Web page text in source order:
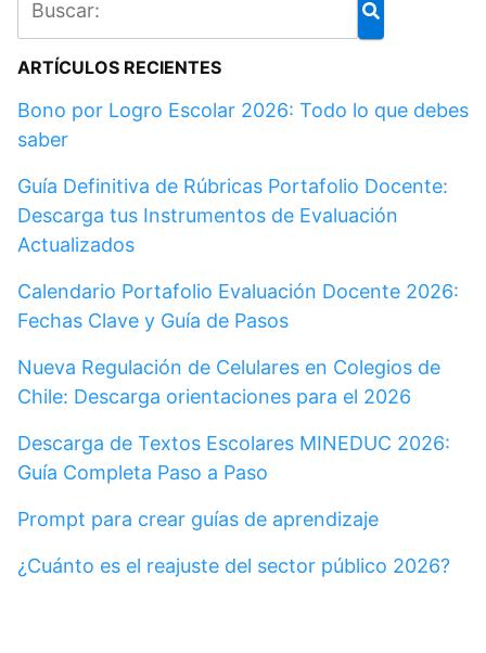
ARTÍCULOS RECIENTES
Bono por Logro Escolar 2026: Todo lo que debes
saber
Guía Definitiva de Rúbricas Portafolio Docente:
Descarga tus Instrumentos de Evaluación
Actualizados
Calendario Portafolio Evaluación Docente 2026:
Fechas Clave y Guía de Pasos
Nueva Regulación de Celulares en Colegios de
Chile: Descarga orientaciones para el 2026
Descarga de Textos Escolares MINEDUC 2026:
Guía Completa Paso a Paso
Prompt para crear guías de aprendizaje
¿Cuánto es el reajuste del sector público 2026?